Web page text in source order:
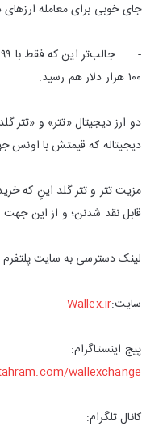
جای خوبی برای معامله
۱۰۰ هزار دلار هم رسید.
دو ارز دیجیتال «تتر» و «تتر
دیجیتاله که قیمتش با اونس
مزیت تتر و تتر گلد اینِ که
قابل نقد شدنن؛ و از این
لینک دسترسی به سایت پلتفرم
سایت:Wallex.ir
پیج اینستاگرام:
wallexchange
کانال تلگرام: